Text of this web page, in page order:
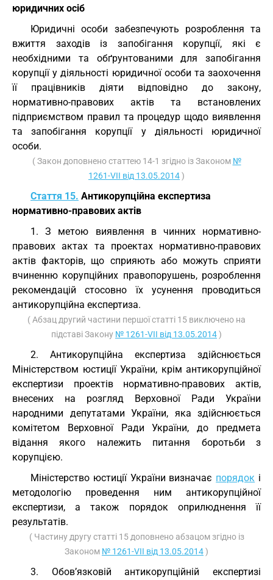
юридичних осіб
Юридичні особи забезпечують розроблення та
вжиття заходів із запобігання корупції, які є
необхідними та обґрунтованими для запобігання
корупції у діяльності юридичної особи та заохочення
її працівників діяти відповідно до закону,
нормативно-правових актів та встановлених
підприємством правил та процедур щодо виявлення
та запобігання корупції у діяльності юридичної
особи.
( Закон доповнено статтею 14-1 згідно із Законом №
1261-VII від 13.05.2014)
Стаття 15. Антикорупційна експертиза
нормативно-правових актів
1. З метою виявлення в чинних нормативно-
правових актах та проектах нормативно-правових
актів факторів, що сприяють або можуть сприяти
вчиненню корупційних правопорушень, розроблення
рекомендацій стосовно їх усунення проводиться
антикорупційна експертиза.
( Абзац другий частини першої статті 15 виключено на
підставі Закону № 1261-VII від 13.05.2014)
2. Антикорупційна експертиза здійснюється
Міністерством юстиції України, крім антикорупційної
експертизи проектів нормативно-правових актів,
внесених на розгляд Верховної Ради України
народними депутатами України, яка здійснюється
комітетом Верховної Ради України, до предмета
відання якого належить питання боротьби з
корупцією.
Міністерство юстиції України визначає порядок і
методологію проведення ним антикорупційної
експертизи, а також порядок оприлюднення її
результатів.
( Частину другу статті 15 доповнено абзацом згідно із
Законом № 1261-VII від 13.05.2014)
3. Обов’язковій антикорупційній експертизі